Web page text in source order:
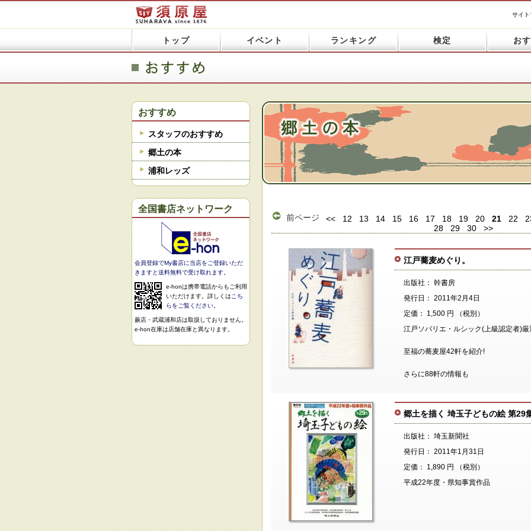
サイト
トップ イベント ランキング 検定 お
おすすめ
スタッフのおすすめ
郷土の本
浦和レッズ
全国書店ネットワーク
会員登録でMy書店に当店をご登録いただ
きますと送料無料で受け取れます。
e-honは携帯電話からもご利用
いただけます。詳しくは こち
らをご覧ください。
蕨店・武蔵浦和店は取扱しておりません。
e-hon在庫は店舗在庫と異なります。
前ページ << 12 13 14 15 16 17 18 19 20 21 22
28
29 30 >>
江戸蕎麦めぐり。
出版社： 幹書房
発行日： 2011年2月4日
定価： 1,500 円 （税別）
江戸ソバリエ・ルシック(上級認定者)厳
至福の蕎麦屋42軒を紹介!
さらに88軒の情報も
郷土を描く 埼玉子どもの絵 第29
出版社： 埼玉新聞社
発行日： 2011年1月31日
定価： 1,890 円 （税別）
平成22年度・県知事賞作品